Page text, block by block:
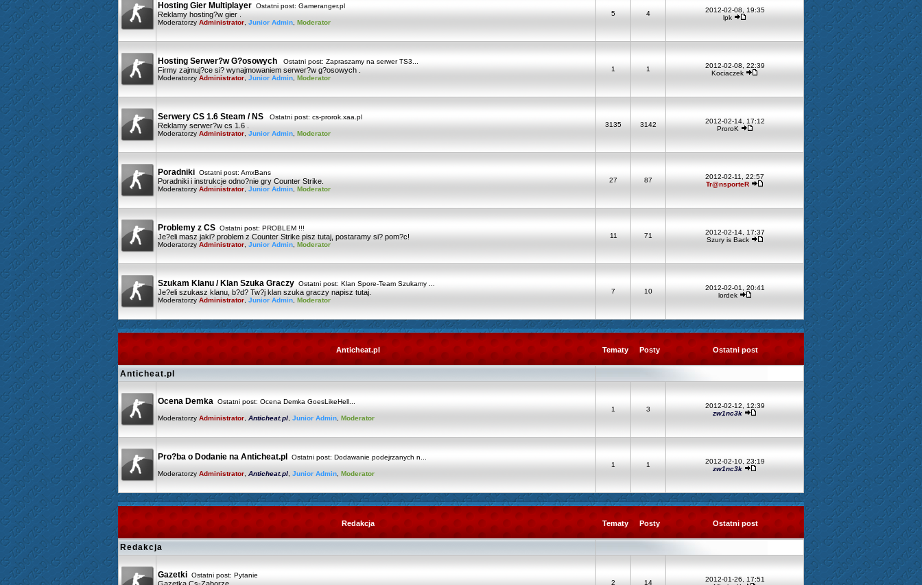
Hosting Gier Multiplayer Ostatni post: Gameranger.pl
Reklamy hosting?w gier .
Moderatorzy Administrator Junior Admin Moderator
5 4
2012-02-08, 19:35
lpk
Hosting Serwer?w G?osowych Ostatni post: Zapraszamy na serwer TS3...
Firmy zajmuj?ce si? wynajmowaniem serwer?w g?osowych .
Moderatorzy Administrator Junior Admin Moderator
1 1
2012-02-08, 22:39
Kociaczek
Serwery CS 1.6 Steam / NS Ostatni post: cs-prorok.xaa.pl
Reklamy serwer?w cs 1.6 .
Moderatorzy Administrator Junior Admin Moderator
3135 3142
2012-02-14, 17:12
ProroK
Poradniki Ostatni post: AmxBans
Poradniki i instrukcje odno?nie gry Counter Strike.
Moderatorzy Administrator Junior Admin Moderator
27 87
2012-02-11, 22:57
Tr@nsporteR
Problemy z CS Ostatni post: PROBLEM !!!
Je?eli masz jaki? problem z Counter Strike pisz tutaj, postaramy si? pom?c!
Moderatorzy Administrator Junior Admin Moderator
11 71
2012-02-14, 17:37
Szury is Back
Szukam Klanu / Klan Szuka Graczy Ostatni post: Klan Spore-Team Szukamy ...
Je?eli szukasz klanu, b?d? Tw?j klan szuka graczy napisz tutaj.
Moderatorzy Administrator Junior Admin Moderator
7 10
2012-02-01, 20:41
lordek
Anticheat.pl Tematy Posty Ostatni post
Anticheat.pl
Ocena Demka Ostatni post: Ocena Demka GoesLikeHell...
Moderatorzy Administrator Anticheat.pl Junior Admin Moderator
1 3
2012-02-12, 12:39
zw1nc3k
Pro?ba o Dodanie na Anticheat.pl Ostatni post: Dodawanie podejrzanych n...
Moderatorzy Administrator Anticheat.pl Junior Admin Moderator
1 1
2012-02-10, 23:19
zw1nc3k
Redakcja Tematy Posty Ostatni post
Redakcja
Gazetki Ostatni post: Pytanie
2 14
2012-01-26, 17:51